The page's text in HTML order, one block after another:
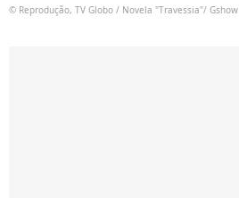
© Reprodução, TV Globo / Novela "Travessia"/ Gshow